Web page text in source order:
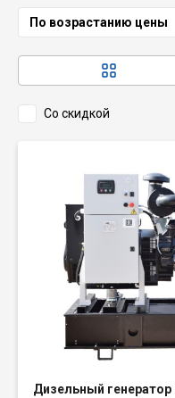
По возрастанию цены
Со скидкой
Дизельный генератор